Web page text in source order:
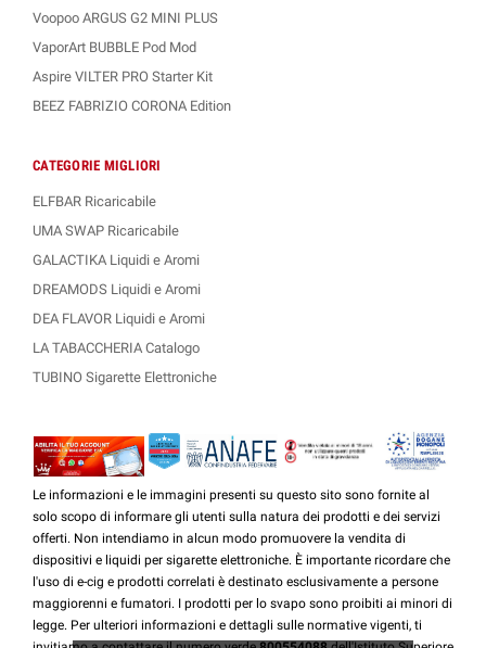
Voopoo ARGUS G2 MINI PLUS
VaporArt BUBBLE Pod Mod
Aspire VILTER PRO Starter Kit
BEEZ FABRIZIO CORONA Edition
CATEGORIE MIGLIORI
ELFBAR Ricaricabile
UMA SWAP Ricaricabile
GALACTIKA Liquidi e Aromi
DREAMODS Liquidi e Aromi
DEA FLAVOR Liquidi e Aromi
LA TABACCHERIA Catalogo
TUBINO Sigarette Elettroniche
Le informazioni e le immagini presenti su questo sito sono fornite al
solo scopo di informare gli utenti sulla natura dei prodotti e dei servizi
offerti. Non intendiamo in alcun modo promuovere la vendita di
dispositivi e liquidi per sigarette elettroniche. È importante ricordare che
l'uso di e-cig e prodotti correlati è destinato esclusivamente a persone
maggiorenni e fumatori. I prodotti per lo svapo sono proibiti ai minori di
legge. Per ulteriori informazioni e dettagli sulle normative vigenti, ti